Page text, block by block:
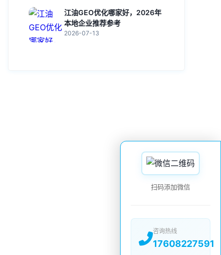
江油GEO优化哪家好，2026年
本地企业推荐参考
2026-07-13
扫码添加微信
咨询热线
17608227591